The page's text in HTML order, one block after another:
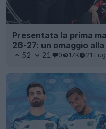
Presentata la prima
26-27: un omaggio
52 21 0 17K 21